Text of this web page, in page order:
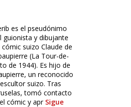
es el pseudónimo
guionista y dibujante
cómic suizo Claude de
(La Tour-de-
de 1944). Es hijo de
un reconocido
suizo. Tras
tomó contacto
cómic y apr Sigue